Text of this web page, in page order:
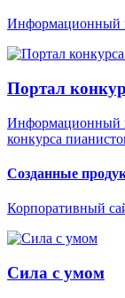
Информационный
Портал
Информационный
конкурса
Созданные
Корпоративный
Сила с умом